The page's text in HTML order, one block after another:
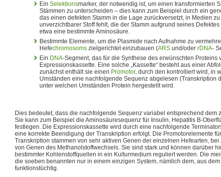
Ein Selektionsmarker, der notwendig ist, um einen transformierten
Stämmen zu unterscheiden – dies kann zum Beispiel durch ein
das einen defekten Stamm in die Lage zurückversetzt, in Medien
unverzichtbarer Stoff fehlt, die der Stamm aufgrund seines
etwa eine bestimmte Aminosäure.
Bestimmte Elemente, um die Plasmide nach Aufnahme zu
Hefechromosoms zielgerichtet einzubauen (ARS und/oder rDNA-
Ein DNA-Segment, das für die Synthese des erwünschten
Expressionskassette. Eine solche „Kassette“ besteht aus einer
zunächst enthält sie einen Promotor, durch den kontrolliert wird, in
Umständen eine nachfolgende Sequenz abgelesen (Transkription
unter welchen Umständen Protein hergestellt wird.
Dies bedeutet, dass die nachfolgende Sequenz variabel entsprechend dem
Sie kann zum Beispiel die Aminosäuresequenz für Insulin, Hepatitis B-
festlegen. Die Expressionskassette wird durch eine nachfolgende
eine korrekte Beendigung der Transkription erfolgt. Die Promotorelemente
Transkription stammen von sehr aktiven Genen der einzelnen Hefearten, bei
von Genen des Methanolstoffwechsels. Sie sind stark und können darüber
bestimmter Kohlenstoffquellen in ein Kulturmedium reguliert werden. Die
die soeben benannten nur in einem einzigen System, nämlich dem, aus
funktionstüchtig.